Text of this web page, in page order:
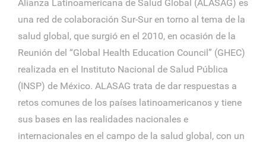
Alianza Latinoamericana de Salud Global (ALASAG) es
una red de colaboración Sur-Sur en torno al tema de la
salud global, que surgió en el 2010, en ocasión de la
Reunión del “Global Health Education Council” (GHEC)
realizada en el Instituto Nacional de Salud Pública
(INSP) de México. ALASAG trata de dar respuestas a
retos comunes de los países latinoamericanos y tiene
sus bases en las realidades nacionales e
internacionales en el campo de la salud global, con un